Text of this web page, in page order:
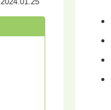
2024.01.25